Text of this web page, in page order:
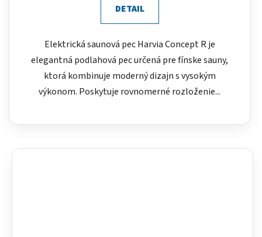
DETAIL
Elektrická saunová pec Harvia Concept R je
elegantná podlahová pec určená pre fínske sauny,
ktorá kombinuje moderný dizajn s vysokým
výkonom. Poskytuje rovnomerné rozloženie...